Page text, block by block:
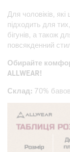
Для чоловіків,
підходить для
бігунів, а також
повсякденний
Обирайте
ALLWEAR!
Склад: 70%